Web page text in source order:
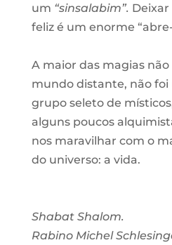
um “sinsalabim”.
feliz é um enorme
A maior das magias
mundo distante, não foi
grupo seleto de
alguns poucos
nos maravilhar com o
do universo: a vida.
Shabat Shalom.
Rabino Michel